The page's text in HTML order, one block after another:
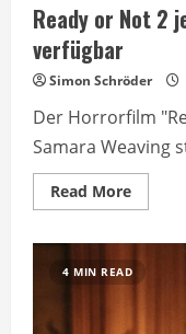
Ready or Not 2
verfügbar
Simon Schröder
Der Horrorfilm
Samara Weaving
Read MoreRead
more
Not
2
auf
Pathé
4 MIN READ